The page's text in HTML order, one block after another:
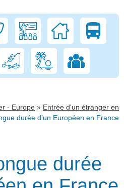
- Europe » Entrée d'un étranger en
durée d'un Européen en France
durée